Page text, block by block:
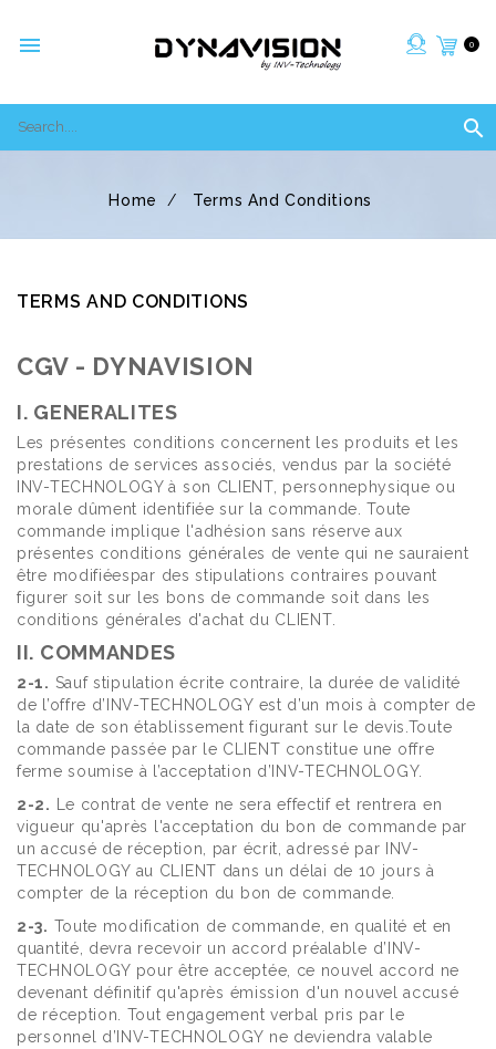
 0

Home Terms And Conditions
TERMS AND CONDITIONS
CGV - DYNAVISION
I. GENERALITES
Les présentes conditions concernent les produits et les
prestations de services associés, vendus par la société
INV-TECHNOLOGY à son CLIENT, personnephysique ou
morale dûment identifiée sur la commande. Toute
commande implique l'adhésion sans réserve aux
présentes conditions générales de vente qui ne sauraient
être modifiéespar des stipulations contraires pouvant
figurer soit sur les bons de commande soit dans les
conditions générales d'achat du CLIENT.
II. COMMANDES
2-1. Sauf stipulation écrite contraire, la durée de validité
de l’offre d’INV-TECHNOLOGY est d’un mois à compter de
la date de son établissement figurant sur le devis.Toute
commande passée par le CLIENT constitue une offre
ferme soumise à l’acceptation d’INV-TECHNOLOGY.
2-2.
Le contrat de vente ne sera effectif et rentrera en
vigueur qu'après l'acceptation du bon de commande par
un accusé de réception, par écrit, adressé par INV-
TECHNOLOGY au CLIENT dans un délai de 10 jours à
compter de la réception du bon de commande.
2-3. Toute modification de commande, en qualité et en
quantité, devra recevoir un accord préalable d’INV-
TECHNOLOGY pour être acceptée, ce nouvel accord ne
devenant définitif qu'après émission d'un nouvel accusé
de réception. Tout engagement verbal pris par le
personnel d’INV-TECHNOLOGY ne deviendra valable